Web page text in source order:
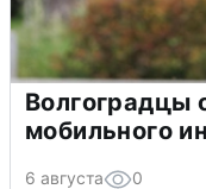
Волгоградцы
мобильного
6 августа 0